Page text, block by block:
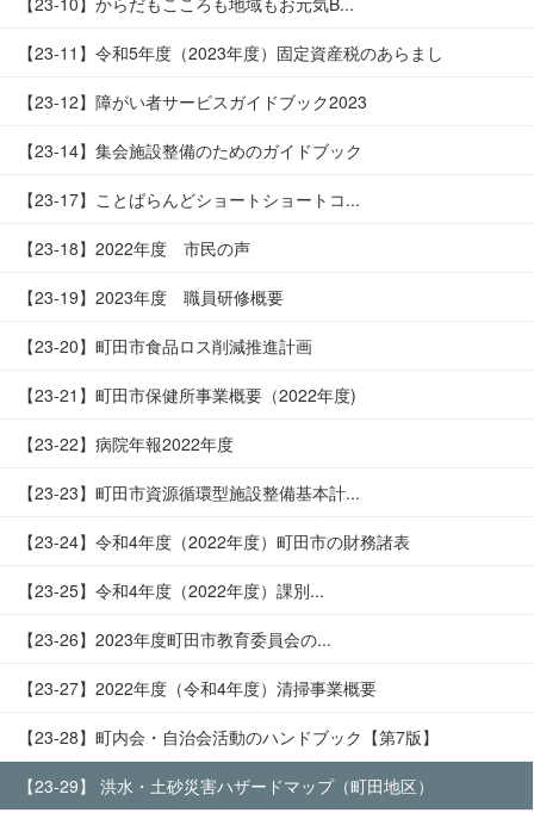
【23-11】令和5年度（2023年度）固定資産税のあらまし
【23-12】障がい者サービスガイドブック2023
【23-14】集会施設整備のためのガイドブック
【23-17】ことばらんどショートショートコ...
【23-18】2022年度 市民の声
【23-19】2023年度 職員研修概要
【23-20】町田市食品ロス削減推進計画
【23-21】町田市保健所事業概要（2022年度)
【23-22】病院年報2022年度
【23-23】町田市資源循環型施設整備基本計...
【23-24】令和4年度（2022年度）町田市の財務諸表
【23-25】令和4年度（2022年度）課別...
【23-26】2023年度町田市教育委員会の...
【23-27】2022年度（令和4年度）清掃事業概要
【23-28】町内会・自治会活動のハンドブック【第7版】
【23-29】 洪水・土砂災害ハザードマップ（町田地区）